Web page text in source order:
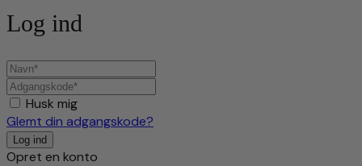
Log ind
Husk mig
Glemt din adgangskode?
Opret en konto